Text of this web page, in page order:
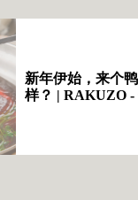
新年伊始，来个
样？ | RAKUZO -